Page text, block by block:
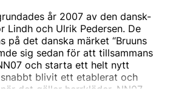
år 2007 av den dansk-
Lindh och Ulrik Pedersen. De
på det danska märket “Bruuns
sig sedan för att tillsammans
och starta ett helt nytt
blivit ett etablerat och
det gäller herrkläder. NN07
designar unika plagg med